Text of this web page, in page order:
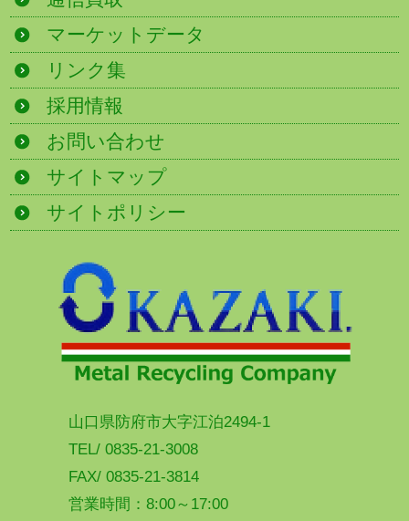
マーケットデータ
リンク集
採用情報
お問い合わせ
サイトマップ
サイトポリシー
山口県防府市大字江泊2494-1
TEL/ 0835-21-3008
FAX/ 0835-21-3814
営業時間：8:00～17:00